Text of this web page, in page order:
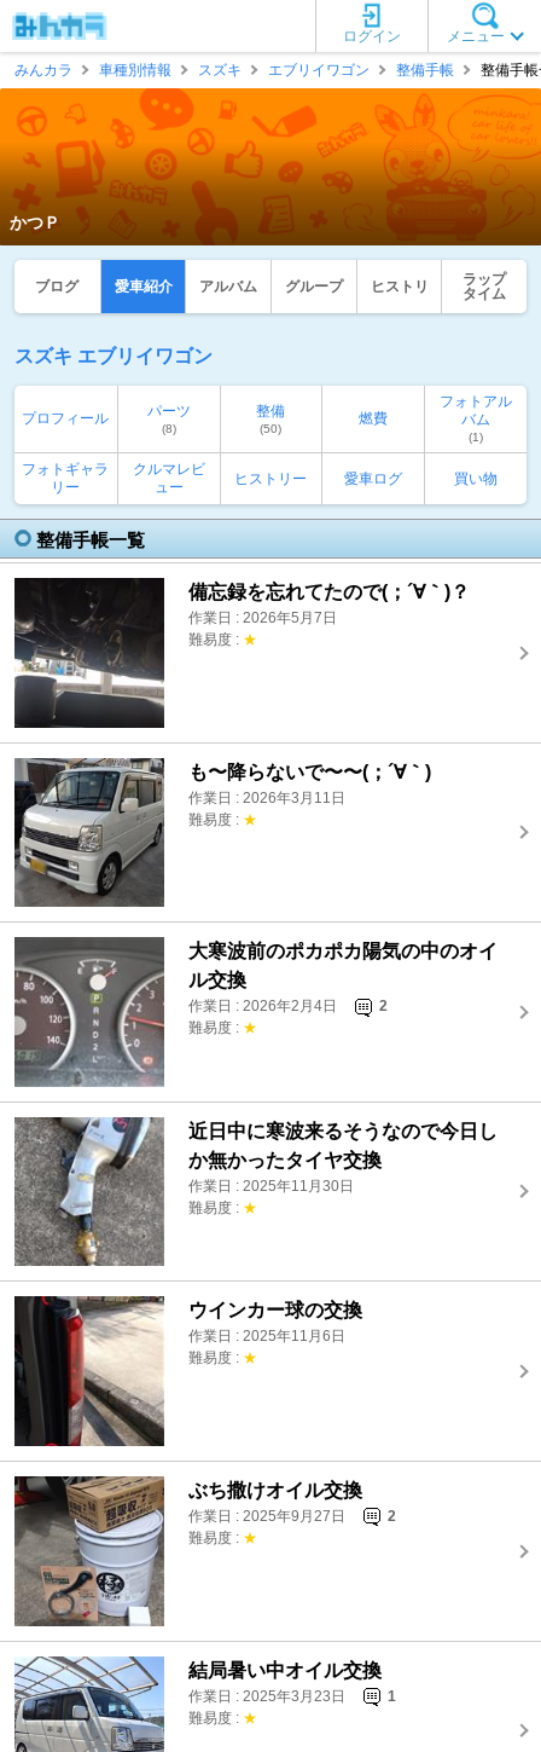
メニュー
ログイン
みんカラ
車種別情報 スズキ エブリイワゴン 整備手帳 整備手
かつＰ
ブログ 愛車紹介 アルバム グループ ヒストリ
ラップ
タイム
スズキ エブリイワゴン
プロフィール パーツ
(8)
整備
(50)
燃費
フォトアル
バム
(1)
フォトギャラ
リー
クルマレビ
ュー
ヒストリー 愛車ログ 買い物
整備手帳一覧
備忘録を忘れてたので(；´∀｀)？
作業日 : 2026年5月7日
難易度 : ★
も〜降らないで〜〜(；´∀｀)
作業日 : 2026年3月11日
難易度 : ★
大寒波前のポカポカ陽気の中のオイ
ル交換
作業日 : 2026年2月4日
2
難易度 : ★
近日中に寒波来るそうなので今日し
か無かったタイヤ交換
作業日 : 2025年11月30日
難易度 : ★
ウインカー球の交換
作業日 : 2025年11月6日
難易度 : ★
ぶち撒けオイル交換
作業日 : 2025年9月27日
2
難易度 : ★
結局暑い中オイル交換
作業日 : 2025年3月23日
1
難易度 : ★